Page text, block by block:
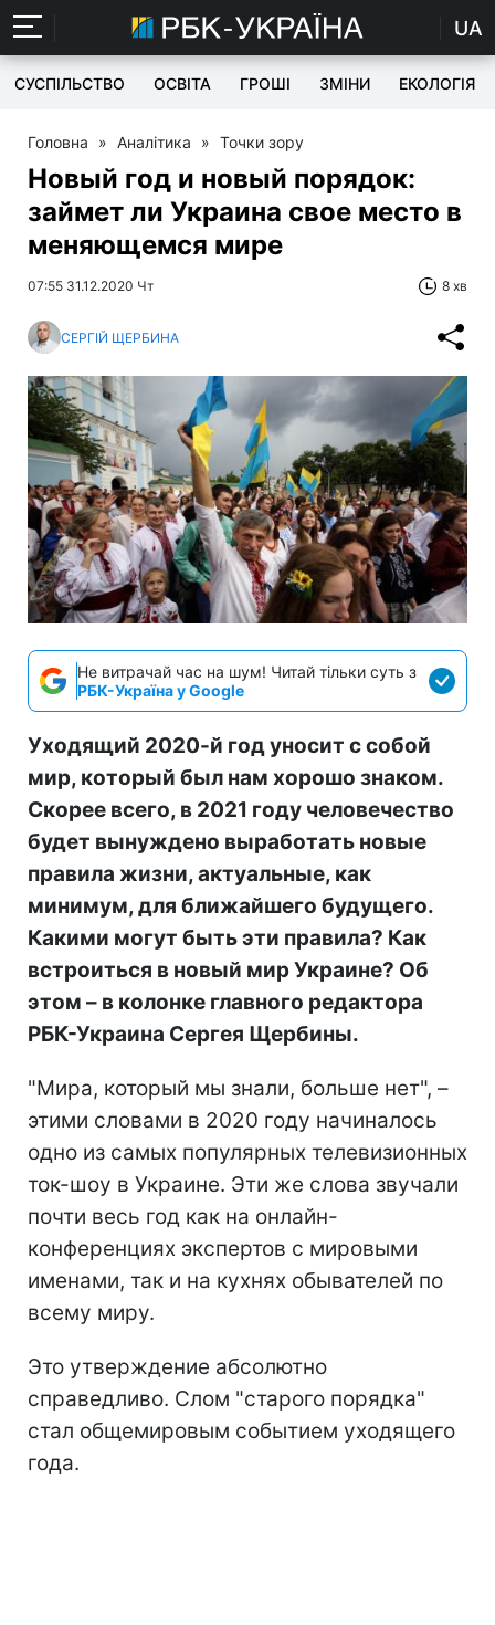
UA
СУСПІЛЬСТВО ОСВІТА ГРОШІ ЗМІНИ ЕКОЛОГІЯ
Головна » Аналітика » Точки зору
Новый год и новый порядок:
займет ли Украина свое место в
меняющемся мире
07:55 31.12.2020 Чт 8 хв
СЕРГІЙ ЩЕРБИНА
Не витрачай час на шум! Читай тільки суть з
РБК-Україна у Google
Уходящий 2020-й год уносит с собой
мир, который был нам хорошо знаком.
Скорее всего, в 2021 году человечество
будет вынуждено выработать новые
правила жизни, актуальные, как
минимум, для ближайшего будущего.
Какими могут быть эти правила? Как
встроиться в новый мир Украине? Об
этом – в колонке главного редактора
РБК-Украина Сергея Щербины.
"Мира, который мы знали, больше нет", –
этими словами в 2020 году начиналось
одно из самых популярных телевизионных
ток-шоу в Украине. Эти же слова звучали
почти весь год как на онлайн-
конференциях экспертов с мировыми
именами, так и на кухнях обывателей по
всему миру.
Это утверждение абсолютно
справедливо. Слом "старого порядка"
стал общемировым событием уходящего
года.